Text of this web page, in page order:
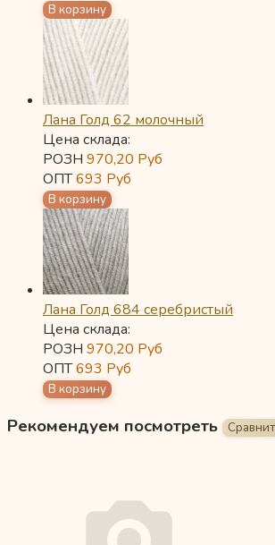
Лана Голд 62 молочный
Цена склада:
РОЗН 970,20 Руб
ОПТ693 Руб
Лана Голд 684 серебристый
Цена склада:
РОЗН 970,20 Руб
ОПТ693 Руб
Рекомендуем посмотреть